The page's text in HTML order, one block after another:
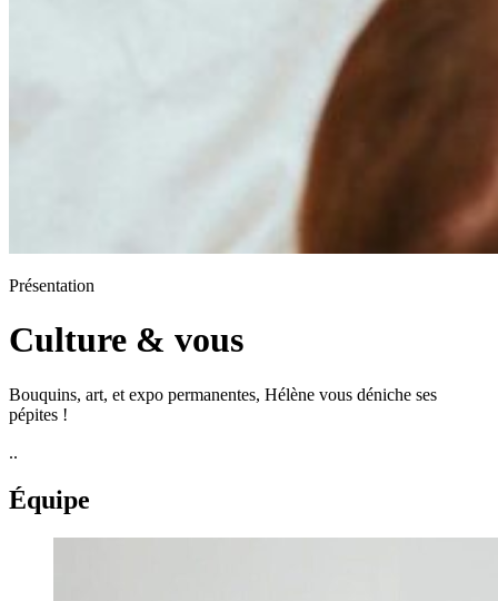
Présentation
Culture & vous
Bouquins, art, et expo permanentes, Hélène vous déniche ses
pépites !
..
Équipe